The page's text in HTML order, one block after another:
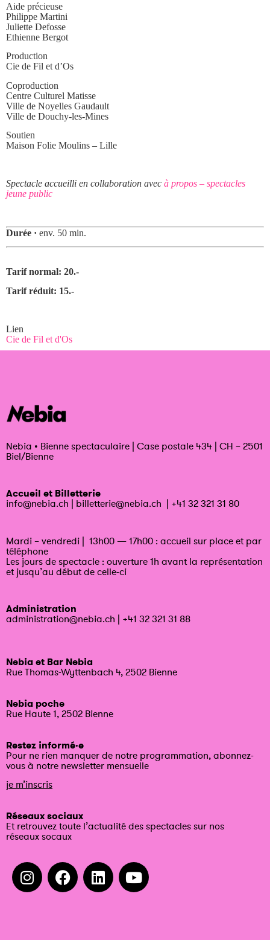
Aide précieuse
Philippe Martini
Juliette Defosse
Ethienne Bergot
Production
Cie de Fil et d’Os
Coproduction
Centre Culturel Matisse
Ville de Noyelles Gaudault
Ville de Douchy-les-Mines
Soutien
Maison Folie Moulins – Lille
Spectacle accueilli en collaboration avec à propos – spectacles
jeune public
Durée · env. 50 min.
Tarif normal: 20.-
Tarif réduit: 15.-
Lien
Cie de Fil et d'Os
Nebia • Bienne spectaculaire | Case postale 434 | CH – 2501
Biel/Bienne
Accueil et Billetterie
info@nebia.ch | billetterie@nebia.ch | +41 32 321 31 80
Mardi – vendredi | 13h00 — 17h00 : accueil sur place et par
téléphone
Les jours de spectacle : ouverture 1h avant la représentation
et jusqu’au début de celle-ci
Administration
administration@nebia.ch | +41 32 321 31 88
Nebia et Bar Nebia
Rue Thomas-Wyttenbach 4, 2502 Bienne
Nebia poche
Rue Haute 1, 2502 Bienne
Restez informé·e
Pour ne rien manquer de notre programmation, abonnez-
vous à notre newsletter mensuelle
je m’inscris
Réseaux sociaux
Et retrouvez toute l’actualité des spectacles sur nos
réseaux socaux